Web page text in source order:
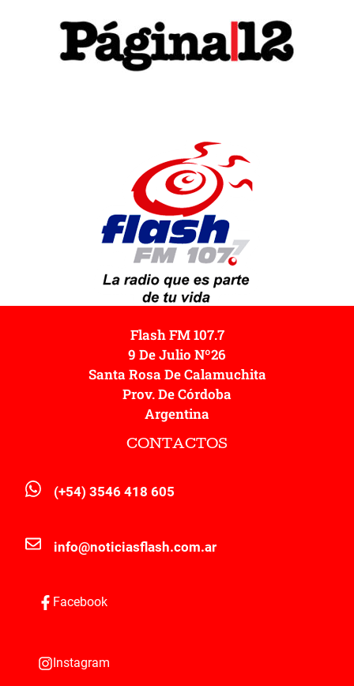
Flash FM 107.7
9 De Julio Nº26
Santa Rosa De Calamuchita
Prov. De Córdoba
Argentina
CONTACTOS
(+54) 3546 418 605
info@noticiasflash.com.ar
Facebook
Instagram